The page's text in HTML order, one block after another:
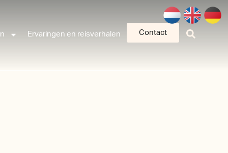
Ervaringen en reisverhalen Contact